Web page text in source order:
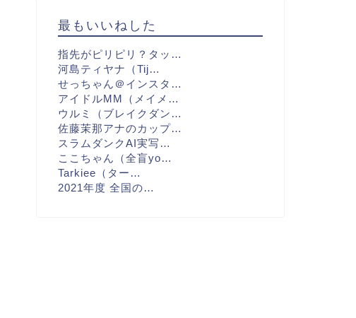
最もいいねした
指先がピリピリ？タッ…
河島ティヤナ（Tij…
せっちゃん＠インスタ…
アイドルMM（メイメ…
ウルミ（ブレイクダン…
佐藤茉那アナのカップ…
スラムダンクAI実写…
ここちゃん（全盲yo…
Tarkiee（ター…
2021年度 全国の…